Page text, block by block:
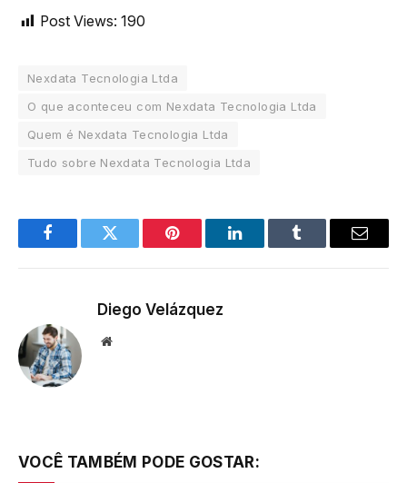
Post Views: 190
Nexdata Tecnologia Ltda
O que aconteceu com Nexdata Tecnologia Ltda
Quem é Nexdata Tecnologia Ltda
Tudo sobre Nexdata Tecnologia Ltda
FacebookTwitter Pinterest LinkedInTumblr Email
Diego Velázquez
Website
VOCÊ TAMBÉM PODE GOSTAR: